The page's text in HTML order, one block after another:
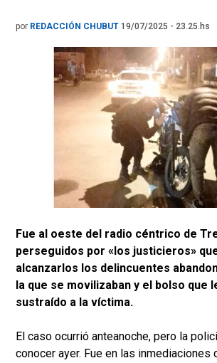
por REDACCIÓN CHUBUT 19/07/2025 - 23.25.hs
Fue al oeste del radio céntrico de
perseguidos por «los justicieros»
alcanzarlos los delincuentes
la que se movilizaban y el bolso que
sustraído a la víctima.
El caso ocurrió anteanoche, pero la
conocer ayer. Fue en las inmediaciones